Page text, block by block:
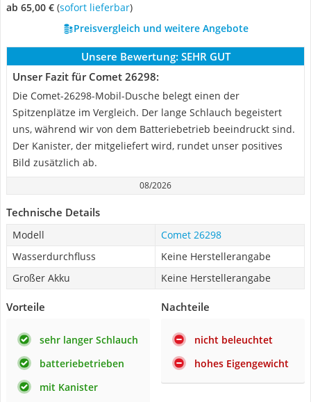
ab 65,00 € ( Sofort lieferbar)
Preisvergleich und weitere Angebote
Unsere Bewertung: SEHR GUT
Unser Fazit für Comet 26298:
Die Comet-26298-Mobil-Dusche belegt einen der
Spitzenplätze im Vergleich. Der lange Schlauch begeistert
uns, während wir von dem Batteriebetrieb beeindruckt sind.
Der Kanister, der mitgeliefert wird, rundet unser positives
Bild zusätzlich ab.
08/2026
Technische Details
Modell
Comet 26298
Wasserdurchfluss
Keine Herstellerangabe
Großer Akku
Keine Herstellerangabe
Vorteile
sehr langer Schlauch
batteriebetrieben
mit Kanister
Nachteile
nicht beleuchtet
hohes Eigengewicht